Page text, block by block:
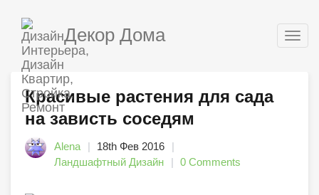
Декор Дома
Красивые растения для сада
на зависть соседям
Alena
18th Фев 2016
Ландшафтный Дизайн
0 Comments